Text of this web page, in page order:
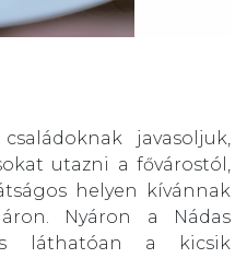
javasoljuk,
utazni a fővárostól,
helyen kívánnak
Nyáron a Nádas
láthatóan a kicsik